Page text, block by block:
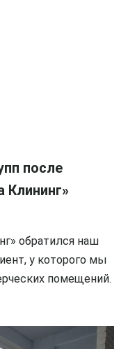
после
Клининг»
обратился наш
у которого мы
помещений.